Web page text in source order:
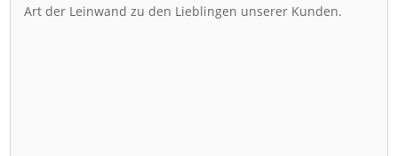
Art der Leinwand zu den Lieblingen unserer Kunden.